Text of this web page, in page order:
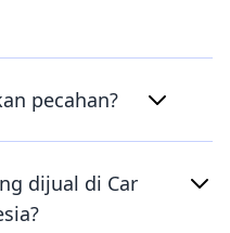
pecahan?
dijual di Car